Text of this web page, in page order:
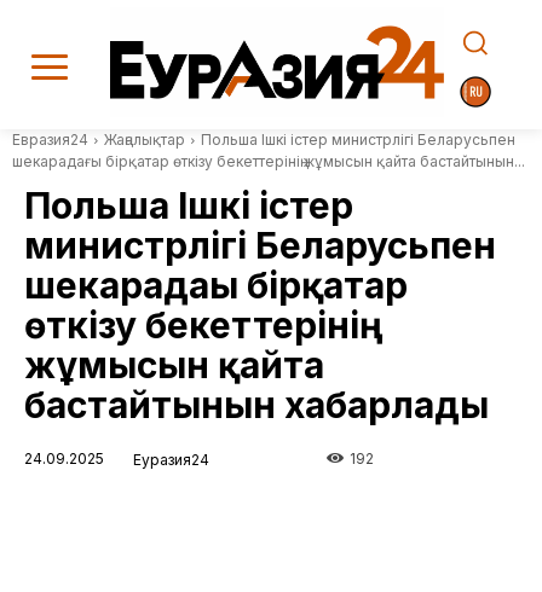
Евразия24 Жаңалықтар
Польша Ішкі істер министрлігі Беларусьпен
шекарадағы бірқатар өткізу бекеттерінің жұмысын қайта бастайтынын...
Польша Ішкі істер
министрлігі Беларусьпен
шекарадағы бірқатар
өткізу бекеттерінің
жұмысын қайта
бастайтынын хабарлады
24.09.2025 Еуразия24 192